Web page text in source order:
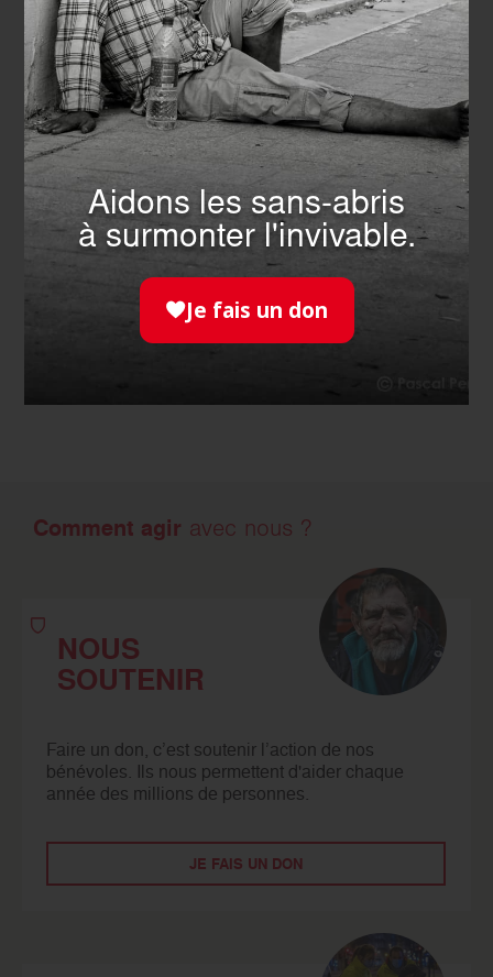
SOLIDARITÉ - 22.07.2026
Camp des jeunes : handicap et
fraternité
EN SAVOIR PLUS
Comment agir avec nous ?
NOUS
SOUTENIR
Faire un don, c’est soutenir l’action de nos
bénévoles. Ils nous permettent d'aider chaque
année des millions de personnes.
JE FAIS UN DON
Aidons les sans-abris
à surmonter l'invivable.
Je fais un don